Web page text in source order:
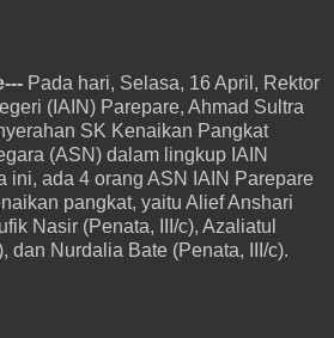
Pada hari, Selasa, 16 April, Rektor
(IAIN) Parepare, Ahmad Sultra
SK Kenaikan Pangkat
(ASN) dalam lingkup IAIN
ini, ada 4 orang ASN IAIN Parepare
pangkat, yaitu Alief Anshari
Nasir (Penata, III/c), Azaliatul
dan Nurdalia Bate (Penata, III/c).